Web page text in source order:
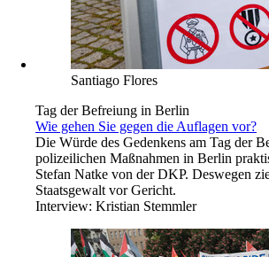
Santiago Flores
Tag der Befreiung in Berlin
Wie gehen Sie gegen die Auflagen vor?
Die Würde des Gedenkens am Tag der
polizeilichen Maßnahmen in Berlin
Stefan Natke von der DKP. Deswegen
Staatsgewalt vor Gericht.
Interview: Kristian Stemmler